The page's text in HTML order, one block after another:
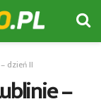
dzień II
–